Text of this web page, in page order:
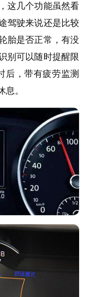
这几个功能虽然看
驾驶来说还是比较
胎是否正常，有没
别可以随时提醒限
后，带有疲劳监测
。